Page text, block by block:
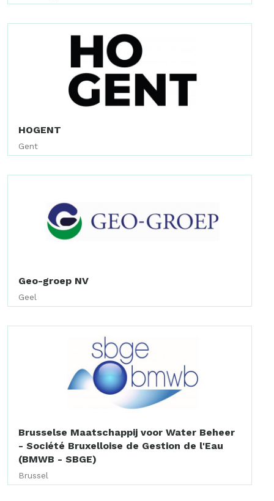
HOGENT
Gent
Geo-groep NV
Geel
Brusselse Maatschappij voor Water Beheer
- Société Bruxelloise de Gestion de l'Eau
(BMWB - SBGE)
Brussel